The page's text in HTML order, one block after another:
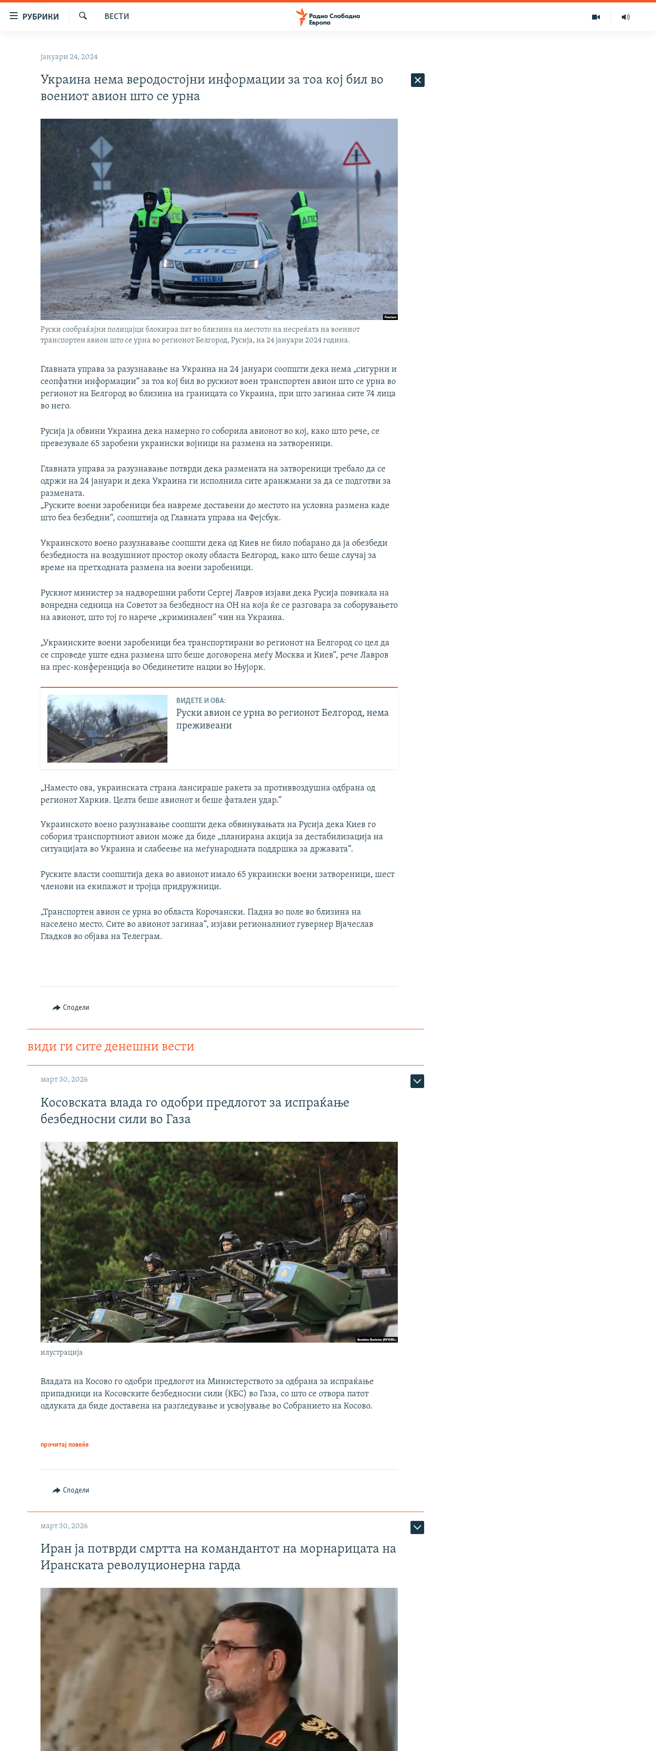
содржината
РУБРИКИ
ВИЗУЕЛНО
ПРИЈАВИ СЕ ЗА ЊУЗЛЕТЕР
ПОДКАСТ ЗОШТО?
ВЕСТИ
јануари 24, 2024
Украина нема веродостојни информации за тоа кој бил во
воениот авион што се урна
Руски сообраќајни полицајци блокираа пат во близина на местото на несреќата на воениот
транспортен авион што се урна во регионот Белгород, Русија, на 24 јануари 2024 година.
Главната управа за разузнавање на Украина на 24 јануари соопшти дека нема „сигурни и
сеопфатни информации“ за тоа кој бил во рускиот воен транспортен авион што се урна во
регионот на Белгород во близина на границата со Украина, при што загинаа сите 74 лица
во него.
Русија ја обвини Украина дека намерно го соборила авионот во кој, како што рече, се
превезувале 65 заробени украински војници на размена на затвореници.
Главната управа за разузнавање потврди дека размената на затвореници требало да се
одржи на 24 јануари и дека Украина ги исполнила сите аранжмани за да се подготви за
размената.
„Руските воени заробеници беа навреме доставени до местото на условна размена каде
што беа безбедни“, соопштија од Главната управа на Фејсбук.
Украинското воено разузнавање соопшти дека од Киев не било побарано да ја обезбеди
безбедноста на воздушниот простор околу областа Белгород, како што беше случај за
време на претходната размена на воени заробеници.
Рускиот министер за надворешни работи Сергеј Лавров изјави дека Русија повикала на
вонредна седница на Советот за безбедност на ОН на која ќе се разговара за соборувањето
на авионот, што тој го нарече „криминален“ чин на Украина.
„Украинските воени заробеници беа транспортирани во регионот на Белгород со цел да
се спроведе уште една размена што беше договорена меѓу Москва и Киев“, рече Лавров
на прес-конференција во Обединетите нации во Њујорк.
ВИДЕТЕ И ОВА:
Руски авион се урна во регионот Белгород, нема
преживеани
„Наместо ова, украинската страна лансираше ракета за противвоздушна одбрана од
регионот Харкив. Целта беше авионот и беше фатален удар.“
Украинското воено разузнавање соопшти дека обвинувањата на Русија дека Киев го
соборил транспортниот авион може да биде „планирана акција за дестабилизација на
ситуацијата во Украина и слабеење на меѓународната поддршка за државата“.
Руските власти соопштија дека во авионот имало 65 украински воени затвореници, шест
членови на екипажот и тројца придружници.
„Транспортен авион се урна во областа Корочански. Падна во поле во близина на
населено место. Сите во авионот загинаа“, изјави регионалниот гувернер Вјачеслав
Гладков во објава на Телеграм.
Сподели
види ги сите денешни вести
март 30, 2026
Косовската влада го одобри предлогот за испраќање
безбедносни сили во Газа
илустрација
Владата на Косово го одобри предлогот на Министерството за одбрана за испраќање
припадници на Косовските безбедносни сили (КБС) во Газа, со што се отвора патот
одлуката да биде доставена на разгледување и усвојување во Собранието на Косово.
прочитај повеќе
Сподели
март 30, 2026
Иран ја потврди смртта на командантот на морнарицата на
Иранската револуционерна гарда